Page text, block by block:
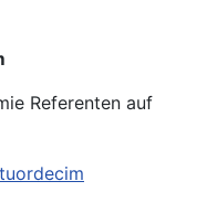
Referenten auf